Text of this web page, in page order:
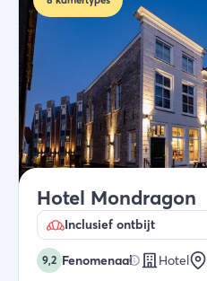
Hotel Mondragon
Inclusief ontbijt
9,2 Fenomenaal Hotel